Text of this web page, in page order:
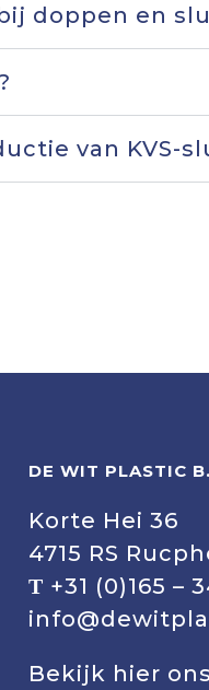
doppen en
van KVS-
DE WIT PLASTIC
Korte Hei 36
4715 RS
T +31 (0)165 –
Bekijk hier ons